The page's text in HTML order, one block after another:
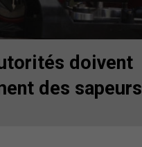
doivent
des sapeurs